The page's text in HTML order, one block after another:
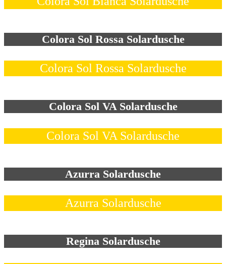
Colora Sol Rossa Solardusche
Colora Sol Rossa Solardusche
Colora Sol VA Solardusche
Colora Sol VA Solardusche
Azurra Solardusche
Azurra Solardusche
Regina Solardusche